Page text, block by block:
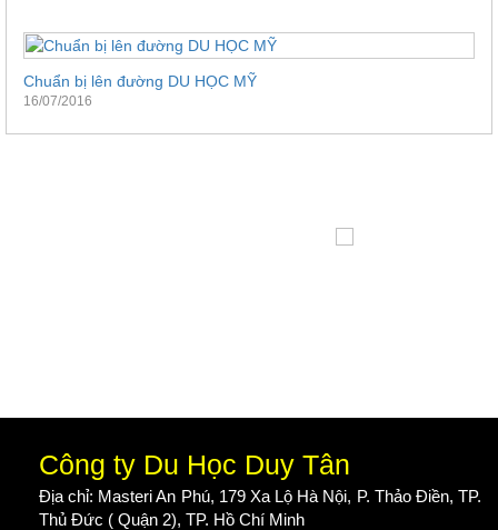
Chuẩn bị lên đường DU HỌC MỸ
16/07/2016
Công ty Du Học Duy Tân
Địa chỉ: Masteri An Phú, 179 Xa Lộ Hà Nội, P. Thảo Điền, TP.
Thủ Đức ( Quận 2), TP. Hồ Chí Minh